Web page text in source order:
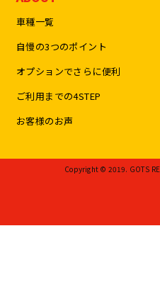
車種一覧
自慢の3つのポイント
オプションでさらに便利
ご利用までの4STEP
お客様のお声
Copyright © 2019. GOTS